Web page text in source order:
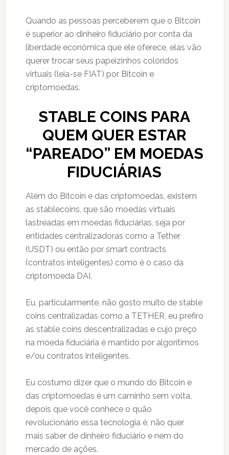
Quando as pessoas perceberem que o Bitcoin
é superior ao dinheiro fiduciário por conta da
liberdade econômica que ele oferece, elas vão
querer trocar seus papeizinhos coloridos
virtuais (leia-se FIAT) por Bitcoin e
criptomoedas.
STABLE COINS PARA
QUEM QUER ESTAR
“PAREADO” EM MOEDAS
FIDUCIÁRIAS
Além do Bitcoin e das criptomoedas, existem
as stablecoins, que são moedas virtuais
lastreadas em moedas fiduciárias, seja por
entidades centralizadoras como a Tether
(USDT) ou então por smart contracts
(contratos inteligentes) como é o caso da
criptomoeda DAI.
Eu, particularmente, não gosto muito de stable
coins centralizadas como a TETHER, eu prefiro
as stable coins descentralizadas e cujo preço
na moeda fiduciária é mantido por algorítimos
e/ou contratos inteligentes.
Eu costumo dizer que o mundo do Bitcoin e
das criptomoedas é um caminho sem volta,
depois que você conhece o quão
revolucionário essa tecnologia é, não quer
mais saber de dinheiro fiduciário e nem do
mercado de ações.